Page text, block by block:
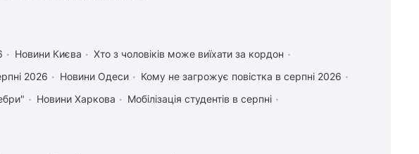
Новини Києва
Хто з чоловіків може виїхати за кордон
2026 Новини Одеси
Кому не загрожує повістка в серпні 2026
Новини Харкова
Мобілізація студентів в серпні